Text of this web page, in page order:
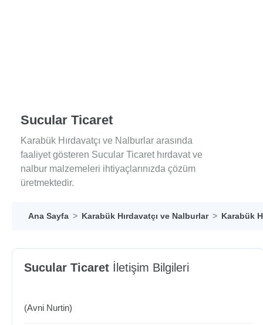
Sucular Ticaret
Karabük Hırdavatçı ve Nalburlar arasında
faaliyet gösteren Sucular Ticaret hırdavat ve
nalbur malzemeleri ihtiyaçlarınızda çözüm
üretmektedir.
Ana Sayfa Karabük Hırdavatçı ve Nalburlar Karabük
Sucular Ticaret İletişim Bilgileri
(Avni Nurtin)